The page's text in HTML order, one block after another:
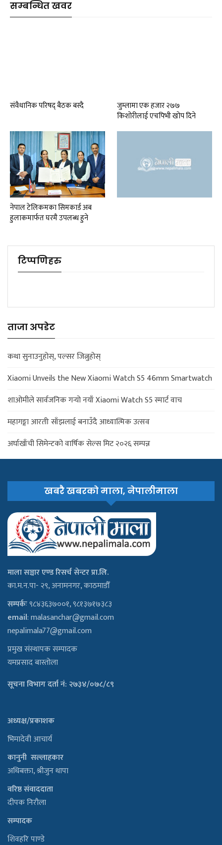
सम्बन्धित खवर
संवैधानिक परिषद् बैठक बस्दै
जुम्लामा एक हजार २७७
किशोरीलाई एचपिभी खोप दिने
नेपाल टेलिकमका सिमकार्ड अब
हुलाकमार्फत घरमै उपलब्ध हुने
टिप्पणिहरु
ताजा अपडेट
कथा सुनाउनुहोस्, पल्सर जित्नुहोस्
Xiaomi Unveils the New Xiaomi Watch S5 46mm Smartwatch
शाओमीले सार्वजनिक गर्‍यो नयाँ Xiaomi Watch S5 स्मार्ट वाच
महागङ्गा आरतीः साँझलाई बनाउँदै आध्यात्मिक उत्सव
अर्घाखाँची सिमेन्टको वार्षिक सेल्स मिट २०२६ सम्पन्न
खबरै खबरको माला, नेपालीमाला
माला सञ्चार एण्ड रिसर्च सेन्टर प्रा.लि.
का.म.न.पा- २९, अनामनगर, काठमाडौँ
सम्पर्कः९८४३६३७००१, ९८१३७१७३८३
email:malasanchar@gmail.com
nepalimala77@gmail.com
प्रमुख संस्थापक सम्पादक
यमप्रसाद बास्तोला
सूचना विभाग दर्ता नं: २७३४/०७८/८९
अध्यक्ष/प्रकाशक
भिमादेवी आचार्य
कानुनी सल्लाहकार
अधिबक्ता, श्रीजुन थापा
वरिष्ठ संवाददाता
दीपक निरौला
सम्पादक
शिवहरि पाण्डे